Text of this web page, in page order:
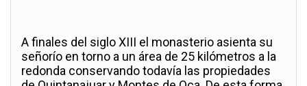
A finales del siglo XIII el monasterio asienta su
señorío en torno a un área de 25 kilómetros a la
redonda conservando todavía las propiedades